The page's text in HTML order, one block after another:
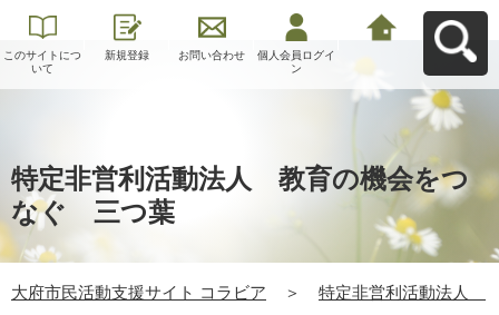
このサイトにつ
いて
新規登録 お問い合わせ
個人会員ログイ
ン
特定非営利活動法人 教育の機会をつ
なぐ 三つ葉
大府市民活動支援サイト コラビア ＞
特定非営利活動法人